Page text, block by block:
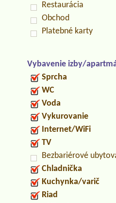
Restaurácia
Obchod
Platebné karty
Vybavenie izby/
Sprcha
WC
Voda
Vykurovanie
Internet/WiFi
TV
Bezbariérové
Chladnička
Kuchynka/varič
Riad